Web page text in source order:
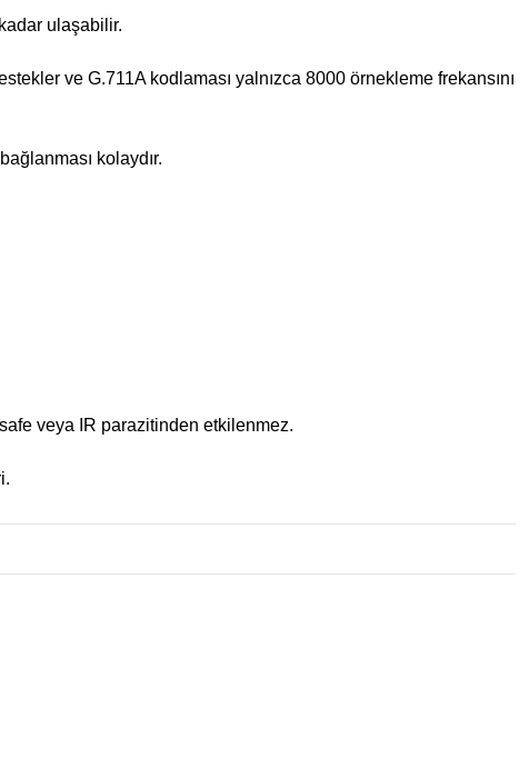
ulaşabilir.
ve G.711A kodlaması yalnızca 8000 örnekleme frekansını
kolaydır.
veya IR parazitinden etkilenmez.